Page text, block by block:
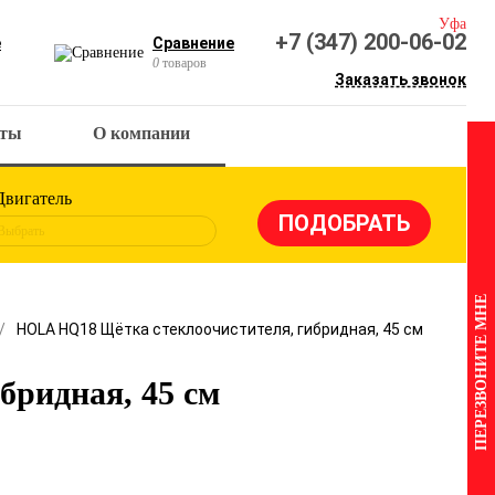
Сравнение
0 товаров
Уфа
+7 (347) 200-06-02
Заказать звонок
О компании
HOLA HQ18 Щётка стеклоочистителя, гибридная, 45 см
45 см ПЕРЕЗВОНИТЕ МНЕ